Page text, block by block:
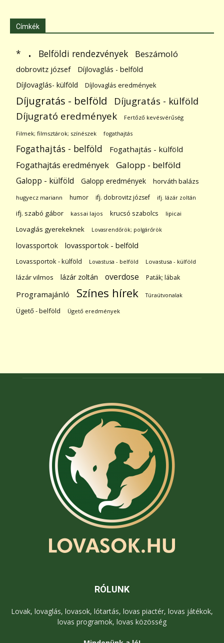
Címkék
* . Belföldi rendezvények Beszámoló
dobrovitz józsef
Díjlovaglás - belföld
Díjlovaglás- külföld
Díjlovaglás eredmények
Díjugratás - belföld Díjugratás - külföld
Díjugrató eredmények Fertőző kevésvérűség
Filmek; filmsztárok; színészek fogathajtás
Fogathajtás - belföld Fogathajtás - külföld
Fogathajtás eredmények Galopp - belföld
Galopp - külföld Galopp eredmények horváth balázs
hugyecz mariann humor ifj. dobrovitz józsef ifj. lázár zoltán
ifj. szabó gábor kassai lajos krucsó szabolcs lipicai
Lovaglás gyerekeknek Lovasrendőrök; polgárőrök
lovassportok lovassportok - belföld
Lovassportok - külföld Lovastusa - belföld Lovastusa - külföld
lázár vilmos lázár zoltán overdose Paták; lábak
Programajánló Színes hírek Túraútvonalak
Ügető - belföld Ügető eredmények
RÓLUNK
Lovak, lovaglás, lovasok, lótartás, lovas piactér, lovas játékok,
lovas programok, lovas közösség